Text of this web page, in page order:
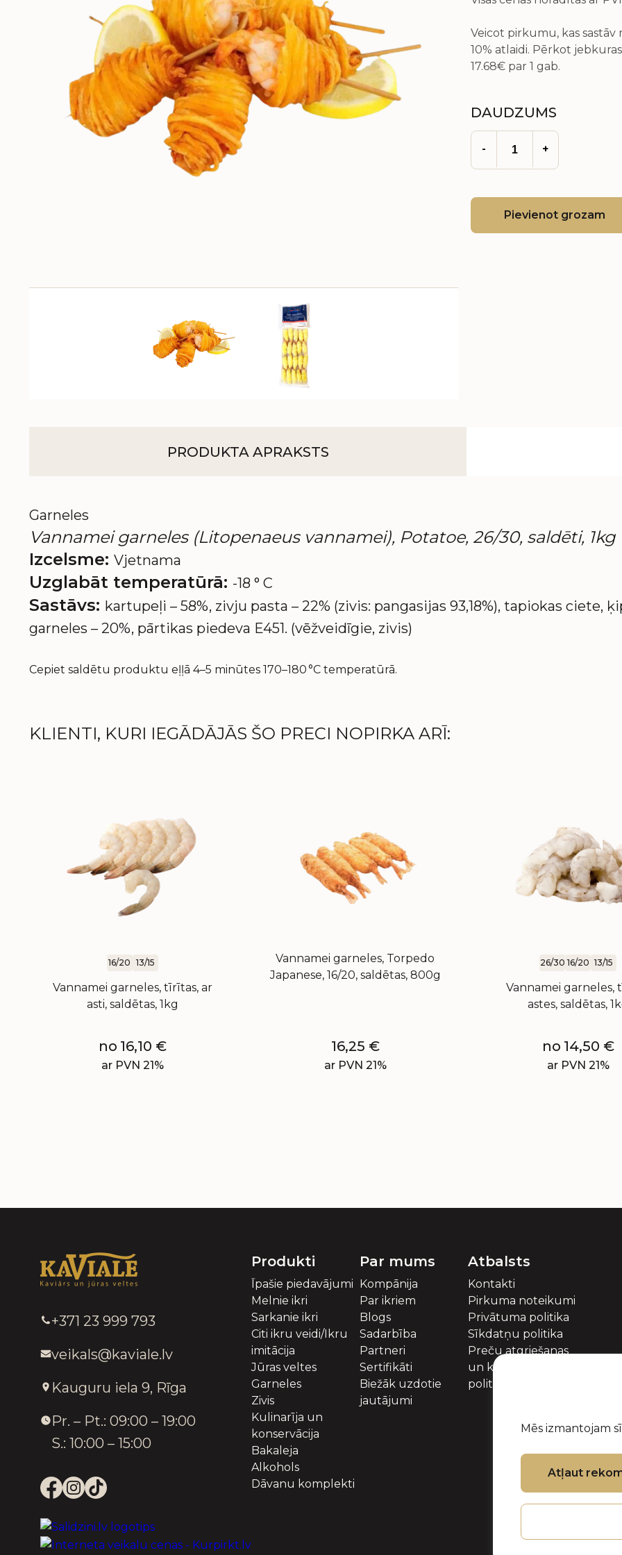
Veicot pirkumu, kas
10% atlaidi. Pērkot
17.68€ par 1 gab.
DAUDZUMS
- +
Pievienot grozam
PRODUKTA APRAKSTS
Garneles
Vannamei garneles (Litopenaeus vannamei), Potatoe, 26/30, saldēti, 1kg
Izcelsme: Vjetnama
Uzglabāt temperatūrā: -18 ° C
Sastāvs: kartupeļi – 58%, zivju pasta – 22% (zivis: pangasijas 93,18%), tapiokas ciete,
garneles – 20%, pārtikas piedeva E451. (vēžveidīgie, zivis)
Cepiet saldētu produktu eļļā 4–5 minūtes 170–180 °C temperatūrā.
KLIENTI, KURI IEGĀDĀJĀS ŠO PRECI NOPIRKA ARĪ:
16/20 13/15
Vannamei garneles, tīrītas, ar
asti, saldētas, 1kg
no 16,10 €
ar PVN 21%
Vannamei garneles, Torpedo
Japanese, 16/20, saldētas, 800g
16,25 €
ar PVN 21%
26/30 16/20 13/15
Vannamei garneles,
astes, saldētas,
no 14,50 €
ar PVN 21%
Mēs izmantojam
Atļaut
+371 23 999 793
veikals@kaviale.lv
Kauguru iela 9, Rīga
Pr. – Pt.: 09:00 – 19:00
S.: 10:00 – 15:00
Produkti
Īpašie piedavājumi
Melnie ikri
Sarkanie ikri
Citi ikru veidi/Ikru
imitācija
Jūras veltes
Garneles
Zivis
Kulinarīja un
konservācija
Bakaleja
Alkohols
Dāvanu komplekti
Par mums
Kompānija
Par ikriem
Blogs
Sadarbība
Partneri
Sertifikāti
Biežāk uzdotie
jautājumi
Atbalsts
Kontakti
Pirkuma noteikumi
Privātuma politika
Sīkdatņu politika
Preču atgriešanas
un kompensācijas
politika